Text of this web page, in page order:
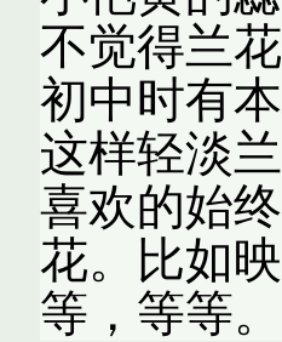
不觉得兰
初中时有
这样轻淡
喜欢的始
花。比如
等，等等